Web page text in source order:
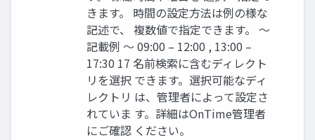
きます。 時間の設定方法は例の様な
記述で、 複数値で指定できます。 ～
記載例 ～ 09:00 – 12:00 , 13:00 –
17:30 17 名前検索に含むディレクト
リを選択 できます。選択可能なディ
レクトリ は、管理者によって設定さ
れていま す。詳細はOnTime管理者
にご確認 ください。